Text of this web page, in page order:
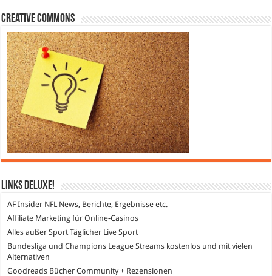
Creative Commons
Links DeLuXe!
AF Insider NFL News, Berichte, Ergebnisse etc.
Affiliate Marketing für Online-Casinos
Alles außer Sport Täglicher Live Sport
Bundesliga und Champions League Streams kostenlos und mit vielen
Alternativen
Goodreads Bücher Community + Rezensionen